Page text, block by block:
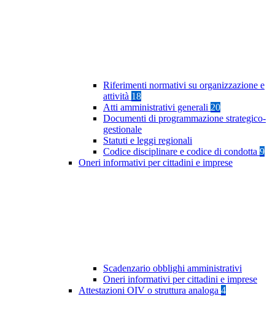
Riferimenti normativi su organizzazione e
attività 18
Atti amministrativi generali 20
Documenti di programmazione strategico-
gestionale
Statuti e leggi regionali
Codice disciplinare e codice di condotta 9
Oneri informativi per cittadini e imprese
Scadenzario obblighi amministrativi
Oneri informativi per cittadini e imprese
Attestazioni OIV o struttura analoga 4